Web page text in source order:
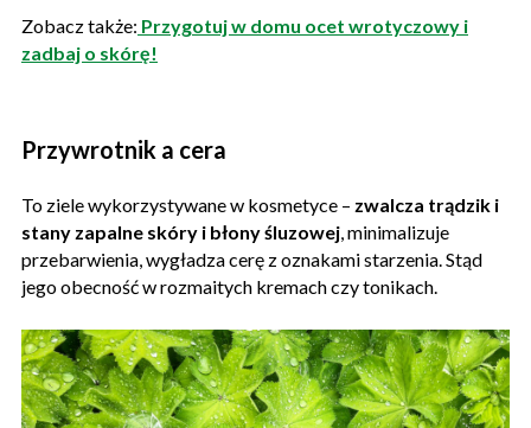
Zobacz także: Przygotuj w domu ocet wrotyczowy i
zadbaj o skórę!
Przywrotnik a cera
To ziele wykorzystywane w kosmetyce – zwalcza trądzik i
stany zapalne skóry i błony śluzowej , minimalizuje
przebarwienia, wygładza cerę z oznakami starzenia. Stąd
jego obecność w rozmaitych kremach czy tonikach.